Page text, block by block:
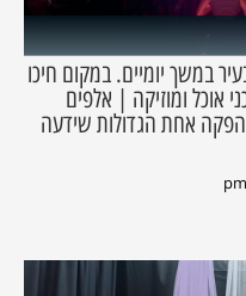
במשך יומיים. במקום חיכו
אוכל ומוזיקה | אלפים
אחת הגדולות שידעה